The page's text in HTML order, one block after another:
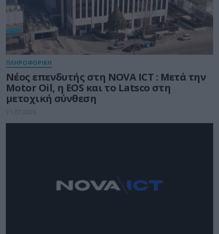
ΠΛΗΡΟΦΟΡΙΚΗ
Νέος επενδυτής στη NOVA ICT : Μετά την
Motor Oil, η EOS και το Latsco στη
μετοχική σύνθεση
21.07.2026